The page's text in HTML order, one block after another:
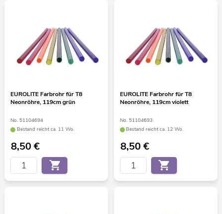
EUROLITE Farbrohr für T8
Neonröhre, 119cm grün
No. 51104694
Bestand reicht ca. 11 Wo.
8,50€
EUROLITE Farbrohr für T8
Neonröhre, 119cm violett
No. 51104693
Bestand reicht ca. 12 Wo.
8,50€